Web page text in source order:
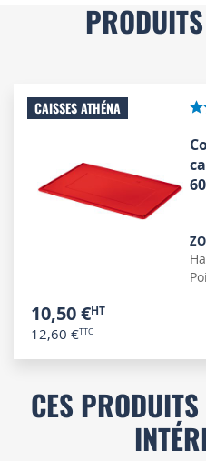
CAISSES ATHÉNA
10,50 €
12,60 €
CES